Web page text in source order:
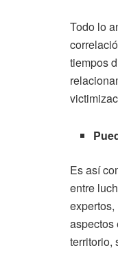
Todo lo
tiempos
Es así
entre
aspectos
territorio,